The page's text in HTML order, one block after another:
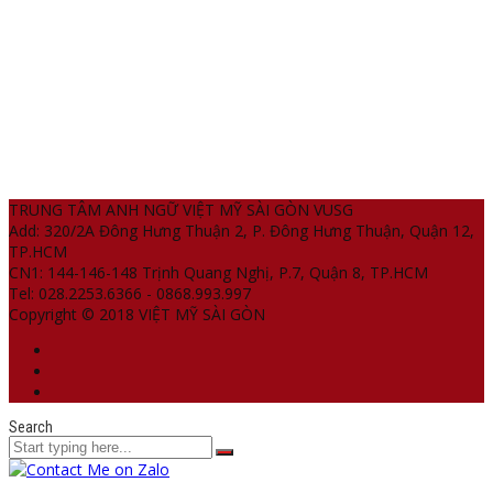
TRUNG TÂM ANH NGỮ VIỆT MỸ SÀI GÒN VUSG
Add: 320/2A Đông Hưng Thuận 2, P. Đông Hưng Thuận, Quận 12,
TP.HCM
CN1: 144-146-148 Trịnh Quang Nghị, P.7, Quận 8, TP.HCM
Tel: 028.2253.6366 - 0868.993.997
Copyright © 2018 VIỆT MỸ SÀI GÒN
Search